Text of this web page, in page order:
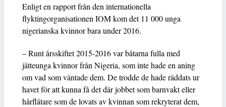
Enligt en rapport från den internationella
flyktingorganisationen IOM kom det 11 000 unga
nigerianska kvinnor bara under 2016.
– Runt årsskiftet 2015-2016 var båtarna fulla med
jätteunga kvinnor från Nigeria, som inte hade en aning
om vad som väntade dem. De trodde de hade räddats ur
havet för att kunna få det där jobbet som barnvakt eller
hårflätare som de lovats av kvinnan som rekryterat dem,